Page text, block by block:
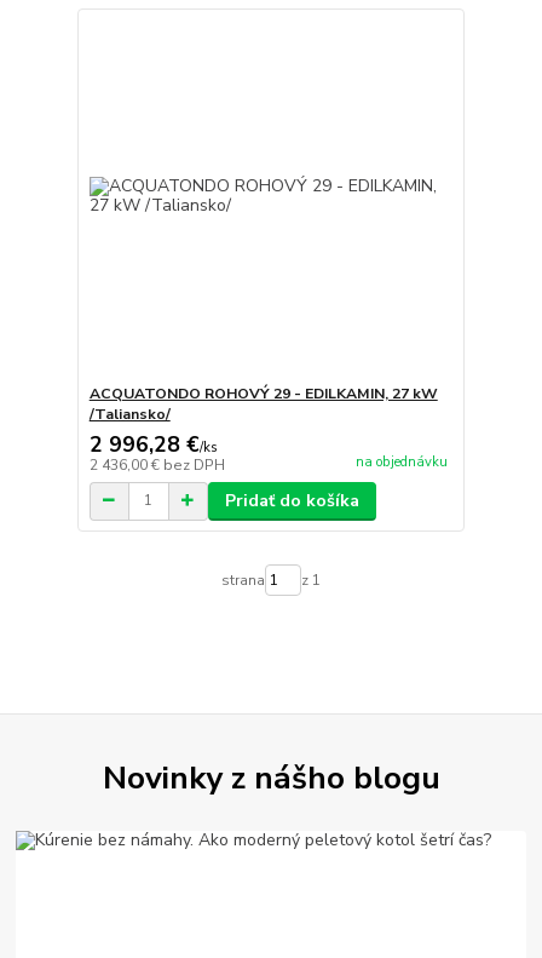
ACQUATONDO ROHOVÝ 29 - EDILKAMIN, 27 kW
/Taliansko/
2 996,28 €/ks
2 436,00 € bez DPH na objednávku
Pridať do košíka
strana z 1
Novinky z nášho blogu